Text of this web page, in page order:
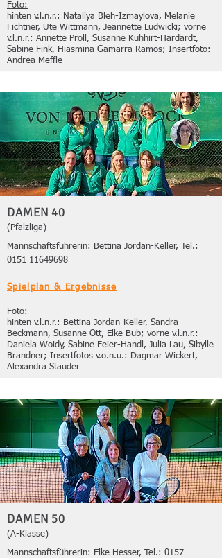
Foto:
hinten v.l.n.r.: Nataliya Bleh-Izmaylova, Melanie
Fichtner, Ute Wittmann, Jeannette Ludwicki; vorne
v.l.n.r.: Annette Pröll, Susanne Kühhirt-Hardardt,
Sabine Fink, Hiasmina Gamarra Ramos; Insertfoto:
Andrea Meffle
DAMEN 40
(Pfalzliga)
Mannschaftsführerin: Bettina Jordan-Keller, Tel.:
0151 11649698
Spielplan & Ergebnisse
Foto:
hinten v.l.n.r.: Bettina Jordan-Keller, Sandra
Beckmann, Susanne Ott, Elke Bub; vorne v.l.n.r.:
Daniela Woidy, Sabine Feier-Handl, Julia Lau, Sibylle
Brandner; Insertfotos v.o.n.u.: Dagmar Wickert,
Alexandra Stauder
DAMEN 50
(A-Klasse)
Mannschaftsführerin: Elke Hesser, Tel.: 0157